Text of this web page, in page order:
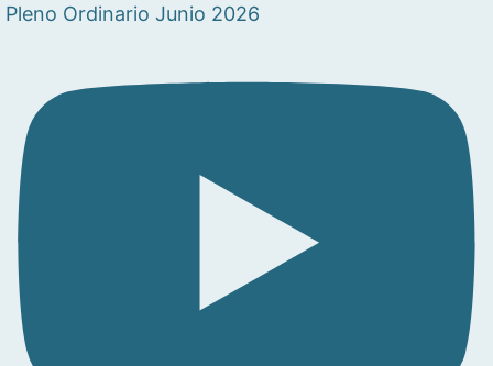
Pleno Ordinario Junio 2026